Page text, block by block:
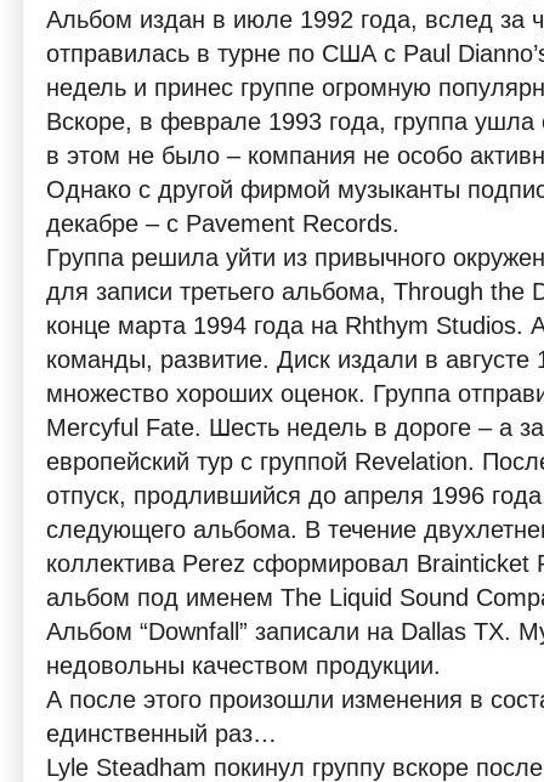
Альбом издан в июле 1992 года, вслед за
отправилась в турне по США с Paul
недель и принес группе огромную
Вскоре, в феврале 1993 года, группа
в этом не было – компания не особо
Однако с другой фирмой музыканты
декабре – с Pavement Records.
Группа решила уйти из привычного
для записи третьего альбома, Through the
конце марта 1994 года на Rhthym Studios.
команды, развитие. Диск издали в августе
множество хороших оценок. Группа
Mercyful Fate. Шесть недель в дороге – а
европейский тур с группой Revelation.
отпуск, продлившийся до апреля 1996
следующего альбома. В течение
коллектива Perez сформировал Brainticket
альбом под именем The Liquid Sound
Альбом “Downfall” записали на Dallas TX.
недовольны качеством продукции.
А после этого произошли изменения в
единственный раз…
Lyle Steadham покинул группу вскоре